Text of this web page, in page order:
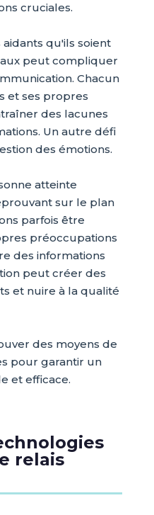
cruciales.
qu'ils soient
peut compliquer
Chacun
et ses propres
des lacunes
Un autre défi
des émotions.
atteinte
sur le plan
parfois être
préoccupations
des informations
peut créer des
et nuire à la qualité
des moyens de
pour garantir un
et efficace.
relais